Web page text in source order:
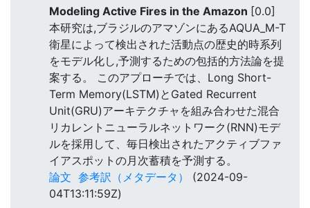
Modeling Active Fires in the Amazon [0.0]
本研究は,ブラジルのアマゾンにあるAQUA_M-T
衛星によって検出された活動点の歴史的時系列
をモデル化し,予測するための包括的方法論を提
案する。 このアプローチでは、Long Short-
Term Memory(LSTM)とGated Recurrent
Unit(GRU)アーキテクチャを組み合わせた混合
リカレントニューラルネットワーク(RNN)モデ
ルを採用して、毎日検出されたアクティブファ
イアスポットの月次蓄積を予測する。
論文 参考訳（メタデータ）
(2024-09-
04T13:11:59Z)